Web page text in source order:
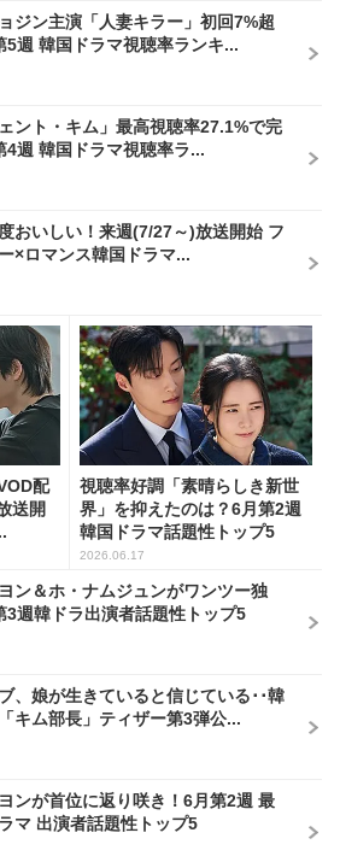
ジン主演「人妻キラー」初回7%超
5週 韓国ドラマ視聴率ランキ...
ェント・キム」最高視聴率27.1%で完
4週 韓国ドラマ視聴率ラ...
おいしい！来週(7/27～)放送開始 フ
×ロマンス韓国ドラマ...
配
送開
視聴率好調「素晴らしき新世
界」を抑えたのは？6月第2週
韓国ドラマ話題性トップ5
2026.06.17
ン＆ホ・ナムジュンがワンツー独
3週韓ドラ出演者話題性トップ5
、娘が生きていると信じている･･韓
キム部長」ティザー第3弾公...
ンが首位に返り咲き！6月第2週 最
マ 出演者話題性トップ5